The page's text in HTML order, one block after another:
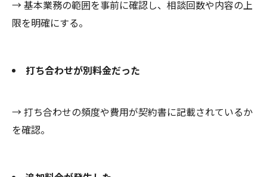
→ 基本業務の範囲を事前に確認し、相談回数や内容の上
限を明確にする。
打ち合わせが別料金だった
→ 打ち合わせの頻度や費用が契約書に記載されているか
を確認。